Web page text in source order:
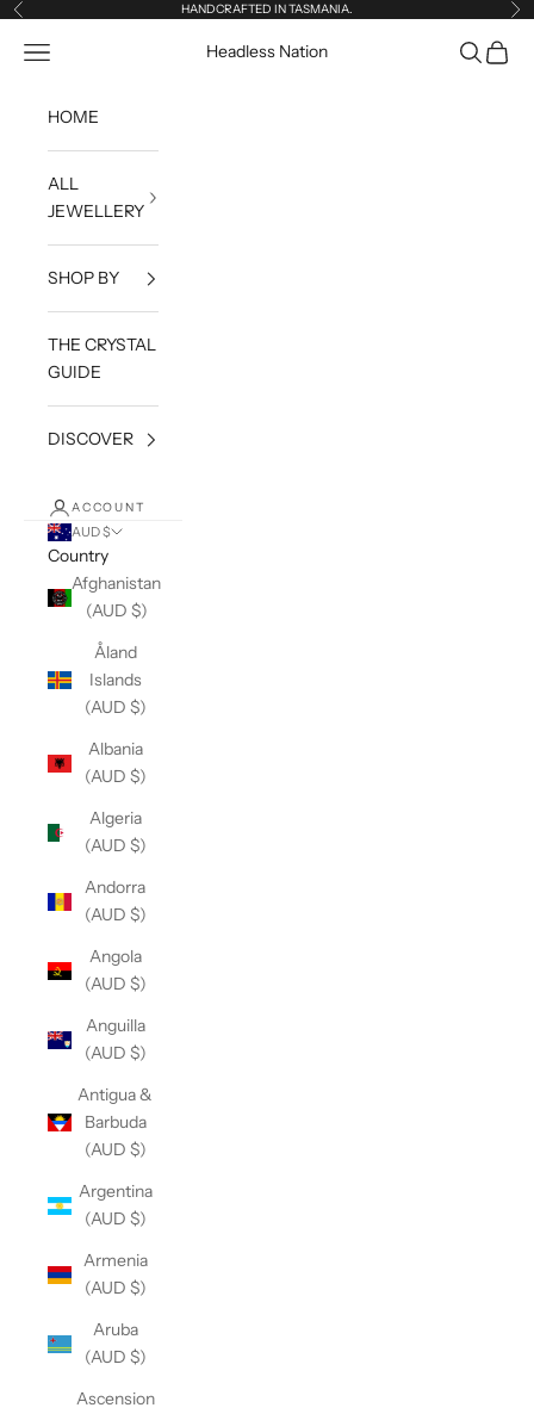
Skip to content
Previous HANDCRAFTED IN TASMANIA.
Headless Nation
Open navigation menu OpenOpen
HOME
ALL
JEWELLERY
SHOP BY
THE CRYSTAL
GUIDE
DISCOVER
ACCOUNT
AUD $
Country
Afghanistan
(AUD $)
Åland
Islands
(AUD $)
Albania
(AUD $)
Algeria
(AUD $)
Andorra
(AUD $)
Angola
(AUD $)
Anguilla
(AUD $)
Antigua &
Barbuda
(AUD $)
Argentina
(AUD $)
Armenia
(AUD $)
Aruba
(AUD $)
Ascension